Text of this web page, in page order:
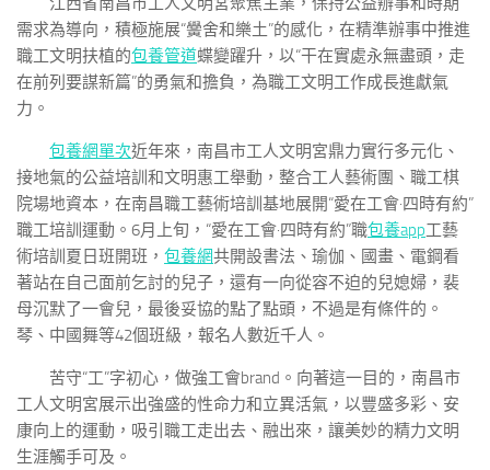
需求為導向，積極施展“黌舍和樂土”的感化，在精準辦事中推進
職工文明扶植的包養管道蝶變躍升，以“干在實處永無盡頭，走
在前列要謀新篇”的勇氣和擔負，為職工文明工作成長進獻氣
力。
包養網單次近年來，南昌市工人文明宮鼎力實行多元化、
接地氣的公益培訓和文明惠工舉動，整合工人藝術團、職工棋
院場地資本，在南昌職工藝術培訓基地展開“愛在工會·四時有約”
職工培訓運動。6月上旬，“愛在工會·四時有約”職包養app工藝
術培訓夏日班開班， 包養網共開設書法、瑜伽、國畫、電鋼看
著站在自己面前乞討的兒子，還有一向從容不迫的兒媳婦，裴
母沉默了一會兒，最後妥協的點了點頭，不過是有條件的。
琴、中國舞等42個班級，報名人數近千人。
苦守“工”字初心，做強工會brand。向著這一目的，南昌市
工人文明宮展示出強盛的性命力和立異活氣，以豐盛多彩、安
康向上的運動，吸引職工走出去、融出來，讓美妙的精力文明
生涯觸手可及。